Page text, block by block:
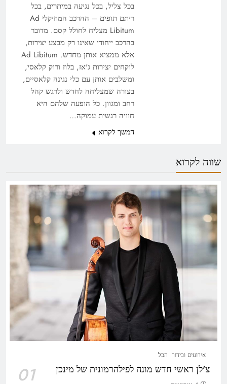
בכל צליל, בכל נגיעה במיתרים, בכל
ריתם תופים – ההרכב המוזיקלי Ad
Libitum מצליח לחולל קסם. מדובר
בהרכב ייחודי שאינו רק מבצע יצירות,
אלא ממציא אותן מחדש. Ad Libitum
לוקחים יצירות ג'אז, בלוז ורוק קלאסי,
ומשלבים אותן עם כלי נגינה קלאסיים,
בצורה שמצליחה לחדש ולרגש קהל
רחב ומגוון. כל הופעה שלהם היא
חוויה רגשית עמוקה…
המשך לקרוא
שווה לקרוא
אירועים ובידור הכל
צ'לן ראשי חדש מונה לפילהרמונית של מינכן 01